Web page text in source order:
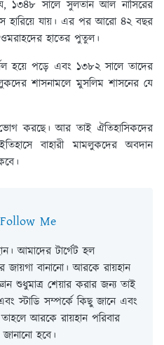
১৩৪৮ সালে সুলতান আল নাসিরের
হারিয়ে যায়। এর পর আরো ৪২ বছর
হাতের পুতুল।
হয়ে পড়ে এবং ১৩৮২ সালে তাদের
শাসনামলে মুসলিম শাসনের যে
করছে। আর তাই ঐতিহাসিকদের
বাহারী মামলুকদের অবদান
Follow Me
আমাদের টার্গেট হল
জায়গা বানানো। আরকে রায়হান
শুধুমাত্র শেয়ার করার জন্য তাই
স্টাডি সম্পর্কে কিছু জানে এবং
আরকে রায়হান পরিবার
জানানো হবে।